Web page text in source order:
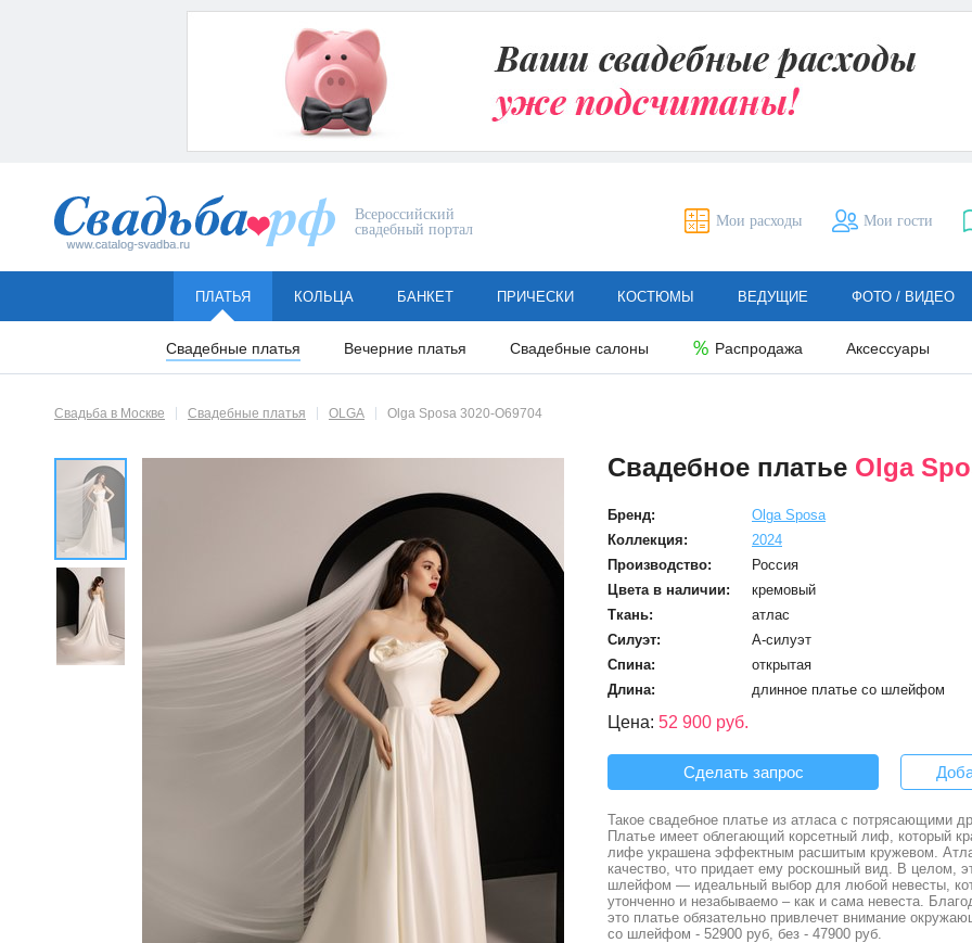
Всероссийский
свадебный портал
Мои расходы Мои гости
ПЛАТЬЯ
Свадебные платья Вечерние платья Свадебные салоны Распродажа Аксессуары
КОЛЬЦА БАНКЕТ ПРИЧЕСКИ КОСТЮМЫ ВЕДУЩИЕ ФОТО / ВИДЕО
Свадьба в Москве Свадебные платья OLGA Olga Sposa 3020-O69704
Свадебное платье Olga
Бренд:
Olga Sposa
Коллекция:
2024
Производство:
Россия
Цвета в наличии:
кремовый
Ткань:
атлас
Силуэт:
А-силуэт
Спина:
открытая
Длина:
длинное платье со шлейфом
Цена: 52 900 руб.
Сделать запрос
Такое свадебное платье из атласа с потрясающими
Платье имеет облегающий корсетный лиф, который
лифе украшена эффектным расшитым кружевом.
качество, что придает ему роскошный вид. В целом,
шлейфом — идеальный выбор для любой невесты,
утонченно и незабываемо – как и сама невеста.
это платье обязательно привлечет внимание
со шлейфом - 52900 руб, без - 47900 руб.